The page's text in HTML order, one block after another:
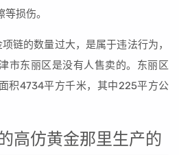
损伤。
链的数量过大，是属于违法行为，
市东丽区是没有人售卖的。东丽区
积4734平方千米，其中225平方公
高仿黄金那里生产的